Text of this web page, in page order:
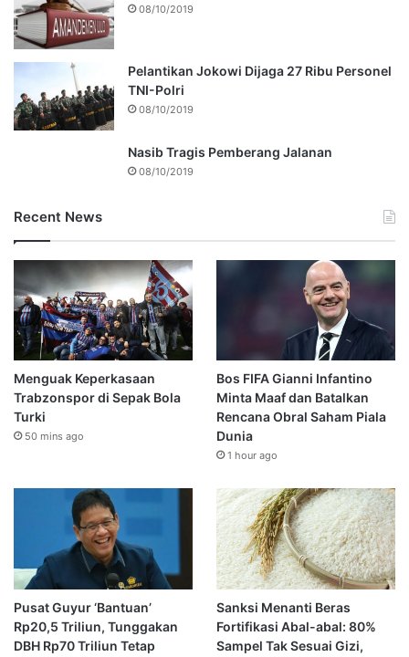
08/10/2019
Pelantikan Jokowi Dijaga 27 Ribu Personel
TNI-Polri
08/10/2019
Nasib Tragis Pemberang Jalanan
08/10/2019
Recent News
Menguak Keperkasaan
Trabzonspor di Sepak Bola
Turki
50 mins ago
Bos FIFA Gianni Infantino
Minta Maaf dan Batalkan
Rencana Obral Saham Piala
Dunia
1 hour ago
Pusat Guyur ‘Bantuan’
Rp20,5 Triliun, Tunggakan
DBH Rp70 Triliun Tetap
Sanksi Menanti Beras
Fortifikasi Abal-abal: 80%
Sampel Tak Sesuai Gizi,